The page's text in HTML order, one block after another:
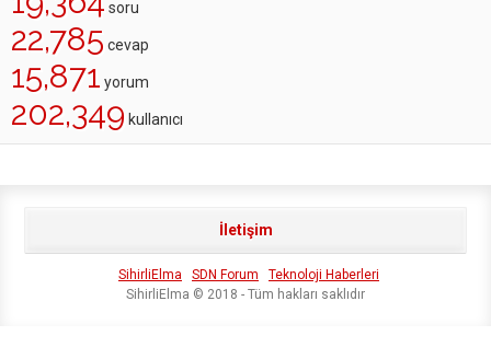
soru
22,785 cevap
15,871 yorum
202,349 kullanıcı
İletişim
SihirliElma SDN Forum
Teknoloji Haberleri
SihirliElma © 2018 - Tüm hakları saklıdır